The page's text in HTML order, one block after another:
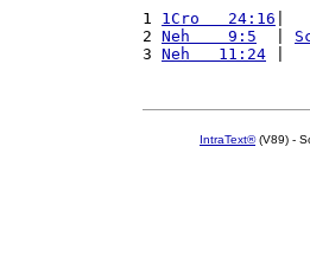
1 1Cro   24:16 |
2 Neh    9:5
3 Neh   11:24 |
IntraText®(V89) -